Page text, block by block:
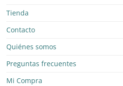
Tienda
Contacto
Quiénes somos
Preguntas frecuentes
Mi Compra